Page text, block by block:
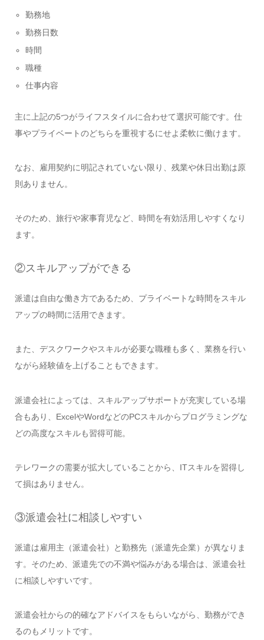
勤務地
勤務日数
時間
職種
仕事内容
主に上記の5つがライフスタイルに合わせて選択可能です。仕
事やプライベートのどちらを重視するにせよ柔軟に働けます。
なお、雇用契約に明記されていない限り、残業や休日出勤は原
則ありません。
そのため、旅行や家事育児など、時間を有効活用しやすくなり
ます。
②スキルアップができる
派遣は自由な働き方であるため、プライベートな時間をスキル
アップの時間に活用できます。
また、デスクワークやスキルが必要な職種も多く、業務を行い
ながら経験値を上げることもできます。
派遣会社によっては、スキルアップサポートが充実している場
合もあり、ExcelやWordなどのPCスキルからプログラミングな
どの高度なスキルも習得可能。
テレワークの需要が拡大していることから、ITスキルを習得し
て損はありません。
③派遣会社に相談しやすい
派遣は雇用主（派遣会社）と勤務先（派遣先企業）が異なりま
す。そのため、派遣先での不満や悩みがある場合は、派遣会社
に相談しやすいです。
派遣会社からの的確なアドバイスをもらいながら、勤務ができ
るのもメリットです。